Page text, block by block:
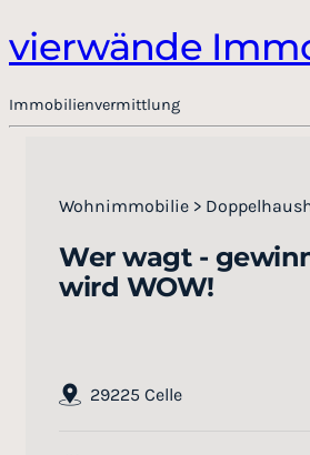
vierwände
Immobilienvermittlung
Wohnimmobilie >
Wer wagt -
wird WOW!
29225 Celle